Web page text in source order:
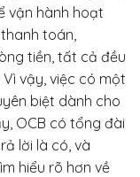
vận hành hoạt
toán,
tiền, tất cả đều
vậy, việc có một
biệt dành cho
OCB có tổng đài
lời là có, và
hiểu rõ hơn về